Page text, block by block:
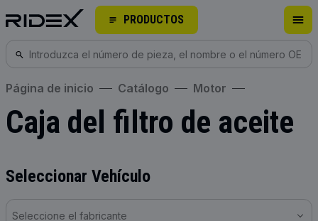
PRODUCTOS
Página de inicio Catálogo Motor
Caja del filtro de aceite
Seleccionar Vehículo
Seleccione el fabricante